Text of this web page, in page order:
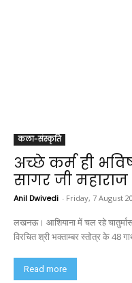
कला-संस्कृति
अच्छे कर्म ही
सागर जी महाराज
Anil Dwivedi - Friday, 7 August
लखनऊ। आशियाना में चल रहे चातुर्मास
विरचित श्री भक्ताम्बर स्तोत्र के 48
Read more